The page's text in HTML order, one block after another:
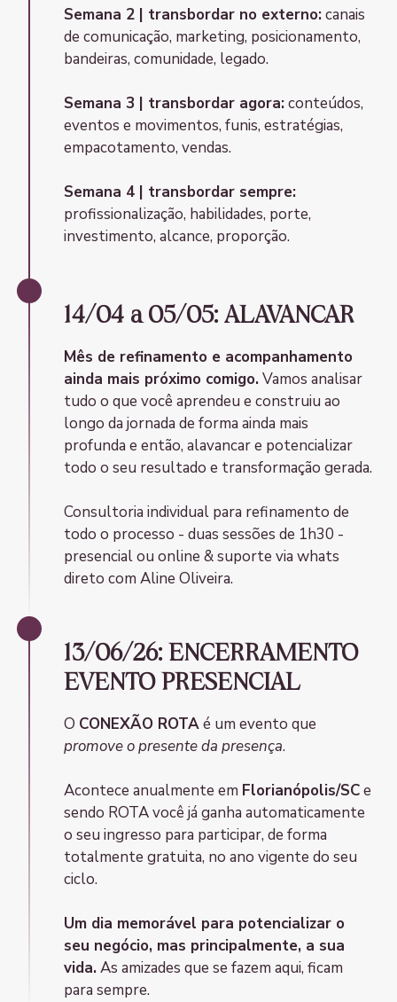
Semana 2 | transbordar no externo:canais
de comunicação, marketing, posicionamento,
bandeiras, comunidade, legado.
Semana 3 | transbordar agora:conteúdos,
eventos e movimentos, funis, estratégias,
empacotamento, vendas.
Semana 4 | transbordar sempre:
profissionalização, habilidades, porte,
investimento, alcance, proporção.
14/04 a 05/05: ALAVANCAR
Mês de refinamento e acompanhamento
ainda mais próximo comigo.Vamos analisar
tudo o que você aprendeu e construiu ao
longo da jornada de forma ainda mais
profunda e então, alavancar e potencializar
todo o seu resultado e transformação gerada.
Consultoria individual para refinamento de
todo o processo - duas sessões de 1h30 -
presencial ou online & suporte via whats
direto com Aline Oliveira.
13/06/26: ENCERRAMENTO
EVENTO PRESENCIAL
O CONEXÃO ROTAé um evento que
promove o presente da presença.
Acontece anualmente em Florianópolis/SCe
sendo ROTA você já ganha automaticamente
o seu ingresso para participar, de forma
totalmente gratuita, no ano vigente do seu
ciclo.
Um dia memorável para potencializar o
seu negócio, mas principalmente, a sua
vida.As amizades que se fazem aqui, ficam
para sempre.